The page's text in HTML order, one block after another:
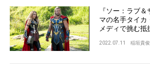
『ソー：ラブ
マの名手タイカ
メディで挑む抵
2022.07.11 稲垣貴俊